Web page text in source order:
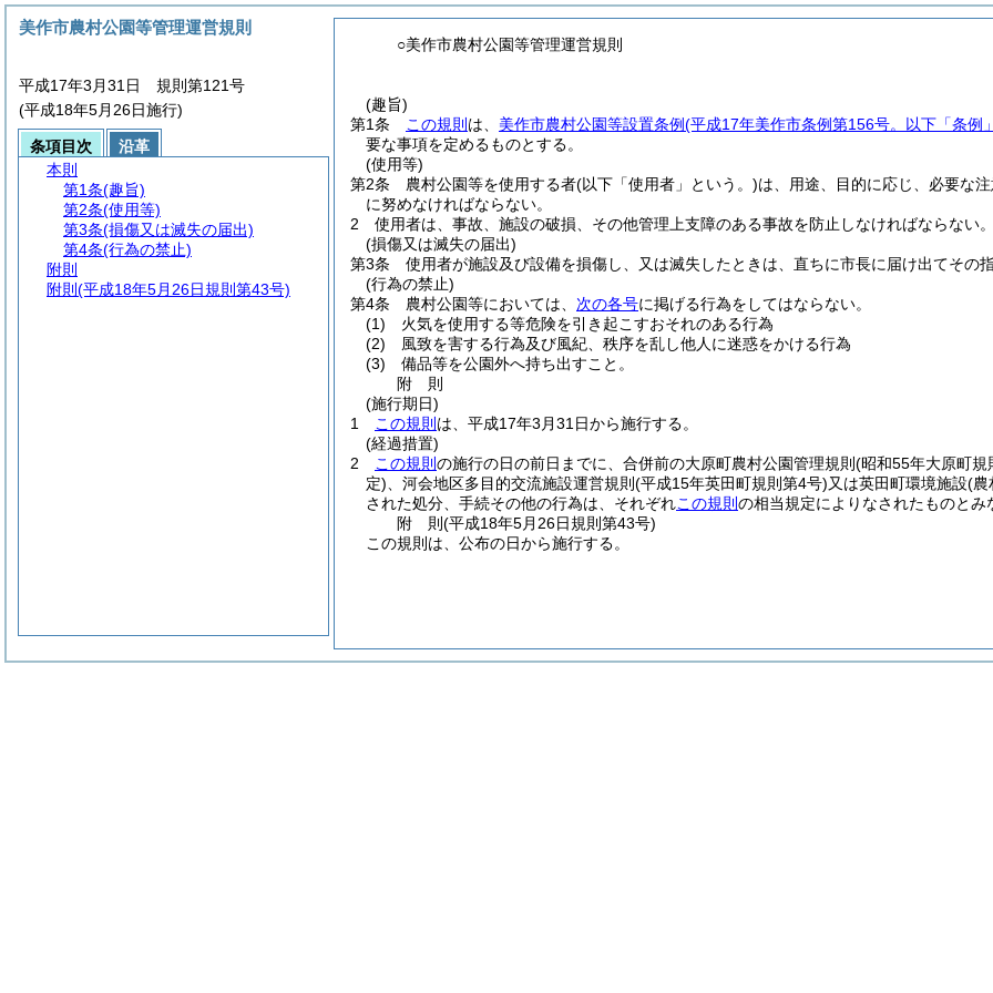
○美作市農村公園等管理運営規則
(趣旨)
第1条
この規則 は、 美作市農村公園等設置条例(平成17年美作市条例第156号。以下「条例
要な事項を定めるものとする。
(使用等)
第2条
農村公園等を使用する者(以下「使用者」という。)は、用途、目的に応じ、必要な
に努めなければならない。
2
使用者は、事故、施設の破損、その他管理上支障のある事故を防止しなければならない
(損傷又は滅失の届出)
第3条
使用者が施設及び設備を損傷し、又は滅失したときは、直ちに市長に届け出てその
(行為の禁止)
第4条
農村公園等においては、 次の各号に掲げる行為をしてはならない。
(1)
火気を使用する等危険を引き起こすおそれのある行為
(2)
風致を害する行為及び風紀、秩序を乱し他人に迷惑をかける行為
(3)
備品等を公園外へ持ち出すこと。
附 則
(施行期日)
1
この規則 は、平成17年3月31日から施行する。
(経過措置)
2
この規則 の施行の日の前日までに、合併前の大原町農村公園管理規則 (昭和55年大原町規
定) 、河会地区多目的交流施設運営規則 (平成15年英田町規則第4号)又は英田町環境施設(農
された処分、手続その他の行為は、それぞれこの規則 の相当規定によりなされたものとみ
附 則(平成18年5月26日規則第43号)
この規則は、公布の日から施行する。
美作市農村公園等管理運営規則
平成17年3月31日 規則第121号
(平成18年5月26日施行)
条項目次
沿革
本則
第1条(趣旨)
第2条(使用等)
第3条(損傷又は滅失の届出)
第4条(行為の禁止)
附則
附則 (平成18年5月26日規則第43号)